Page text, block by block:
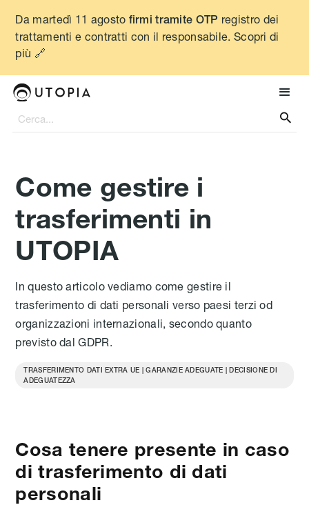
Da martedì 11 agosto firmi tramite OTP registro dei
trattamenti e contratti con il responsabile. Scopri di
più 🔗

Come gestire i
trasferimenti in
UTOPIA
In questo articolo vediamo come gestire il
trasferimento di dati personali verso paesi terzi od
organizzazioni internazionali, secondo quanto
previsto dal GDPR.
TRASFERIMENTO DATI EXTRA UE | GARANZIE ADEGUATE | DECISIONE DI
ADEGUATEZZA
Cosa tenere presente in caso
di trasferimento di dati
personali